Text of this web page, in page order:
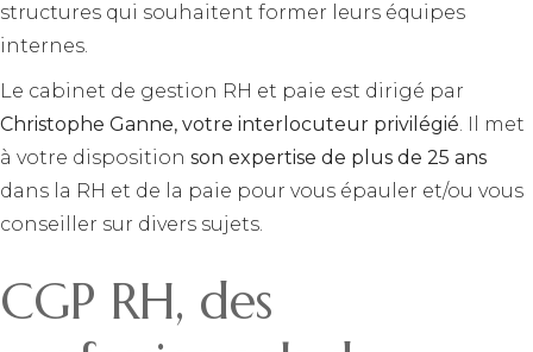
structures qui souhaitent former leurs équipes
internes.
Le cabinet de gestion RH et paie est dirigé par
Christophe Ganne, votre interlocuteur privilégié. Il met
à votre disposition son expertise de plus de 25 ans
dans la RH et de la paie pour vous épauler et/ou vous
conseiller sur divers sujets.
CGP RH, des